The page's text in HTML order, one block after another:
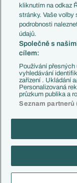
Kluby
Arsenal FC
Chelsea FC
Manchester United
AC Milán
Juventus FC
Bayern Mnichov
FC Barcelona
Real Madrid
Copyright © 2001-2026
kliknutím na odkaz
stránky. Vaše volby
podrobnosti
údajů.
Společně s
cílem:
Používání
vyhledávání
zařízení . Ukládání
Personalizovaná
průzkum publika a
Seznam partnerů